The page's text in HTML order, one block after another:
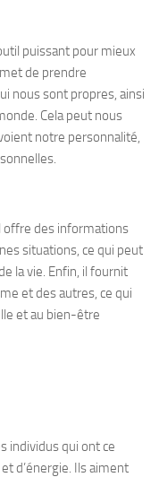
puissant pour mieux
de prendre
nous sont propres, ainsi
Cela peut nous
notre personnalité,
offre des informations
situations, ce qui peut
la vie. Enfin, il fournit
et des autres, ce qui
et au bien-être
individus qui ont ce
d’énergie. Ils aiment